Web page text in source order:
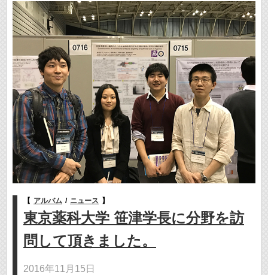
【 アルバム / ニュース 】
東京薬科大学 笹津学長に分野を訪
問して頂きました。
2016年11月15日